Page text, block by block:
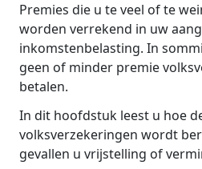
Premies die u te veel of te
worden verrekend in uw
inkomstenbelasting. In
geen of minder premie
betalen.
In dit hoofdstuk leest u hoe
volksverzekeringen wordt
gevallen u vrijstelling of